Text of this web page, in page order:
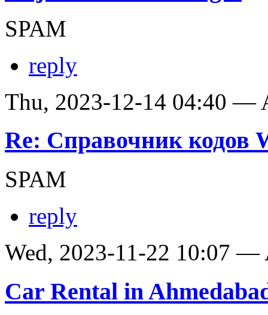
SPAM
reply
Thu, 2023-12-14 04:40 —
Re: Справочник кодов
SPAM
reply
Wed, 2023-11-22 10:07 —
Car Rental in